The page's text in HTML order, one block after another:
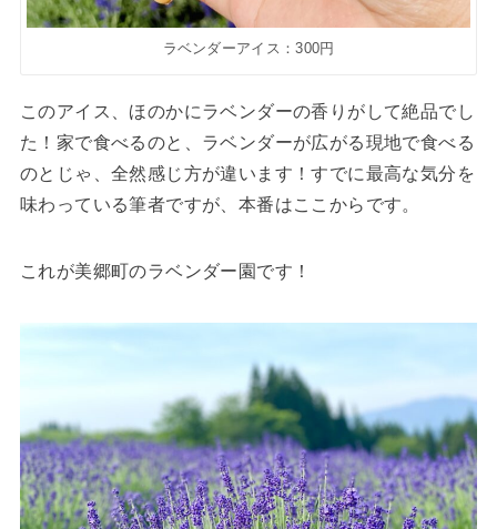
ラベンダーアイス：300円
このアイス、ほのかにラベンダーの香りがして絶品でし
た！家で食べるのと、ラベンダーが広がる現地で食べる
のとじゃ、全然感じ方が違います！すでに最高な気分を
味わっている筆者ですが、本番はここからです。
これが美郷町のラベンダー園です！